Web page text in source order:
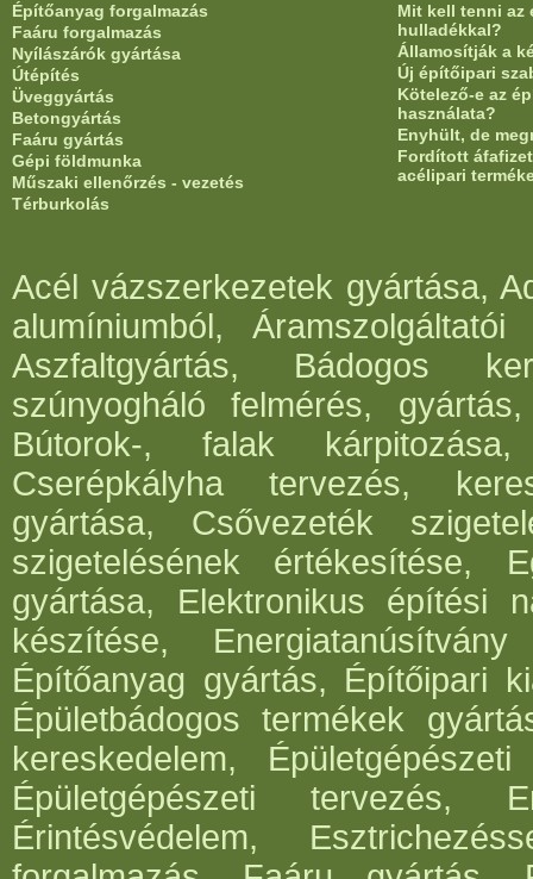
Építőanyag forgalmazás
Faáru forgalmazás
Nyílászárók gyártása
Útépítés
Üveggyártás
Betongyártás
Faáru gyártás
Gépi földmunka
Műszaki ellenőrzés - vezetés
Térburkolás
Mit kell tenni az
hulladékkal?
Államosítják a
Új építőipari
Kötelező-e az
használata?
Enyhült, de
Fordított
acélipari
Acél vázszerkezetek gyártása,
alumíniumból,
Aszfaltgyártás, Bádogos
szúnyogháló felmérés,
Bútorok-, falak
Cserépkályha tervezés,
gyártása, Csővezeték
szigetelésének értékesítése,
gyártása, Elektronikus építési
készítése,
Építőanyag gyártás, Építőipari
Épületbádogos termékek
kereskedelem,
Épületgépészeti tervezés,
Érintésvédelem,